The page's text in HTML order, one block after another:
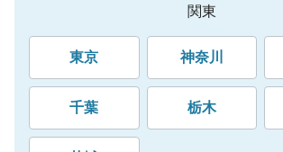
関東
東京 神奈川
千葉 栃木